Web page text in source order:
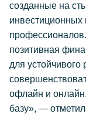
созданные на
инвестиционных
позитивная
для
офлайн и
базу», —